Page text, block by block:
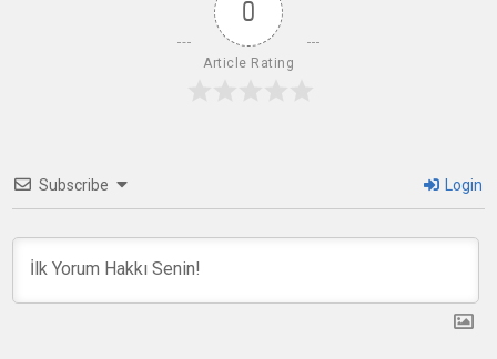
0
Article Rating
Subscribe Login